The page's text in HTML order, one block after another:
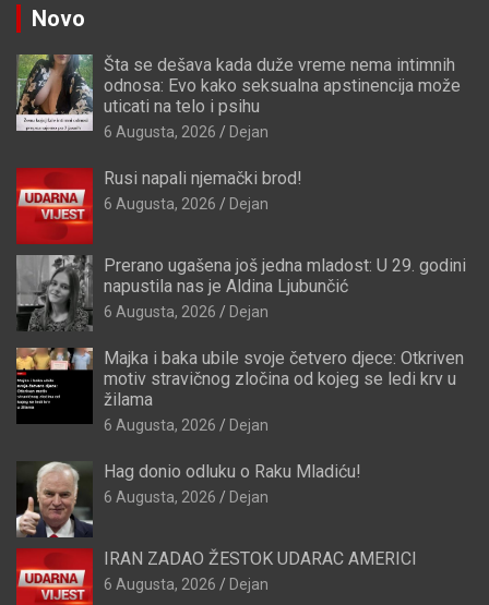
Novo
Šta se dešava kada duže vreme nema intimnih
odnosa: Evo kako seksualna apstinencija može
uticati na telo i psihu
6 Augusta, 2026 Dejan
Rusi napali njemački brod!
6 Augusta, 2026 Dejan
Prerano ugašena još jedna mladost: U 29. godini
napustila nas je Aldina Ljubunčić
6 Augusta, 2026 Dejan
Majka i baka ubile svoje četvero djece: Otkriven
motiv stravičnog zločina od kojeg se ledi krv u
žilama
6 Augusta, 2026 Dejan
Hag donio odluku o Raku Mladiću!
6 Augusta, 2026 Dejan
IRAN ZADAO ŽESTOK UDARAC AMERICI
6 Augusta, 2026 Dejan